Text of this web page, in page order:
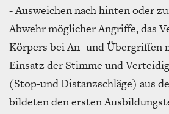
- Ausweichen nach hinten oder
Abwehr möglicher Angriffe, das
Körpers bei An- und Übergriffen
Einsatz der Stimme und
(Stop-und Distanzschläge) aus
bildeten den ersten